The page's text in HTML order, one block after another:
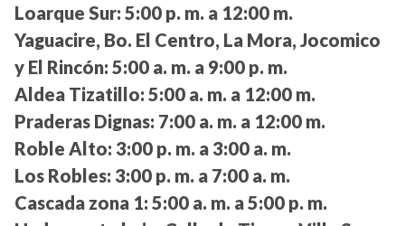
Loarque Sur: 5:00 p. m. a 12:00 m.
Yaguacire, Bo. El Centro, La Mora, Jocomico
y El Rincón: 5:00 a. m. a 9:00 p. m.
Aldea Tizatillo: 5:00 a. m. a 12:00 m.
Praderas Dignas: 7:00 a. m. a 12:00 m.
Roble Alto: 3:00 p. m. a 3:00 a. m.
Los Robles: 3:00 p. m. a 7:00 a. m.
Cascada zona 1: 5:00 a. m. a 5:00 p. m.